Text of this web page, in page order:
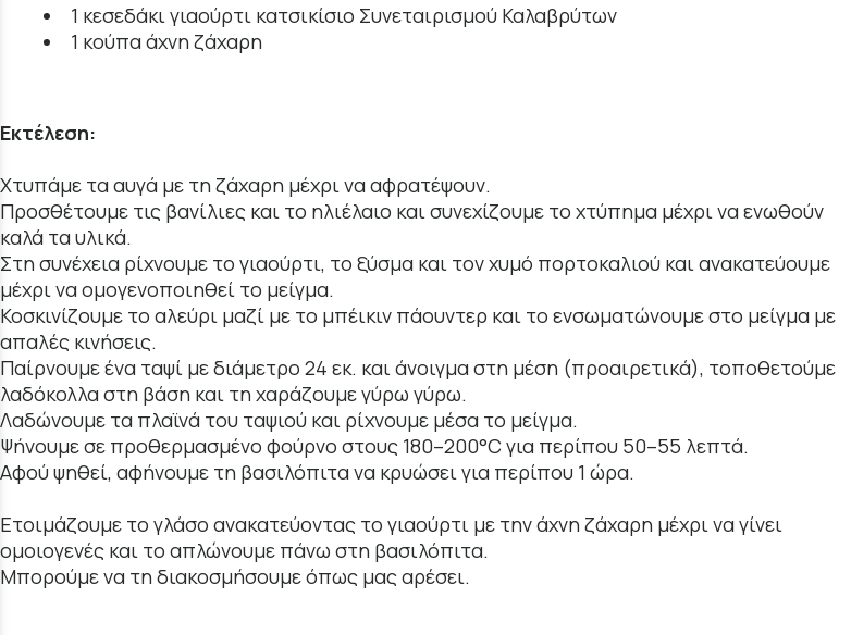
1 κεσεδάκι γιαούρτι κατσικίσιο Συνεταιρισμού Καλαβρύτων
1 κούπα άχνη ζάχαρη
Εκτέλεση:
Χτυπάμε τα αυγά με τη ζάχαρη μέχρι να αφρατέψουν.
Προσθέτουμε τις βανίλιες και το ηλιέλαιο και συνεχίζουμε το χτύπημα μέχρι να ενωθούν
καλά τα υλικά.
Στη συνέχεια ρίχνουμε το γιαούρτι, το ξύσμα και τον χυμό πορτοκαλιού και ανακατεύουμε
μέχρι να ομογενοποιηθεί το μείγμα.
Κοσκινίζουμε το αλεύρι μαζί με το μπέικιν πάουντερ και το ενσωματώνουμε στο μείγμα με
απαλές κινήσεις.
Παίρνουμε ένα ταψί με διάμετρο 24 εκ. και άνοιγμα στη μέση (προαιρετικά), τοποθετούμε
λαδόκολλα στη βάση και τη χαράζουμε γύρω γύρω.
Λαδώνουμε τα πλαϊνά του ταψιού και ρίχνουμε μέσα το μείγμα.
Ψήνουμε σε προθερμασμένο φούρνο στους 180–200°C για περίπου 50–55 λεπτά.
Αφού ψηθεί, αφήνουμε τη βασιλόπιτα να κρυώσει για περίπου 1 ώρα.
Ετοιμάζουμε το γλάσο ανακατεύοντας το γιαούρτι με την άχνη ζάχαρη μέχρι να γίνει
ομοιογενές και το απλώνουμε πάνω στη βασιλόπιτα.
Μπορούμε να τη διακοσμήσουμε όπως μας αρέσει.